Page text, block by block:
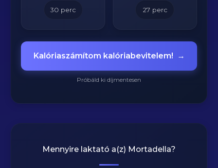
30 perc 27 perc
Kalóriaszámítom kalóriabevitelem! →
Próbáld ki díjmentesen
Mennyire laktató a(z) Mortadella?